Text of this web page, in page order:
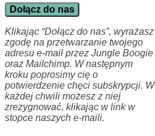
Dołącz do nas
Klikając “Dołącz do nas”, wyrażasz
zgodę na przetwarzanie twojego
adresu e-mail przez Jungle Boogie
oraz Mailchimp. W następnym
kroku poprosimy cię o
potwierdzenie chęci subskrypcji. W
każdej chwili możesz z niej
zrezygnować, klikając w link w
stopce naszych e-maili.